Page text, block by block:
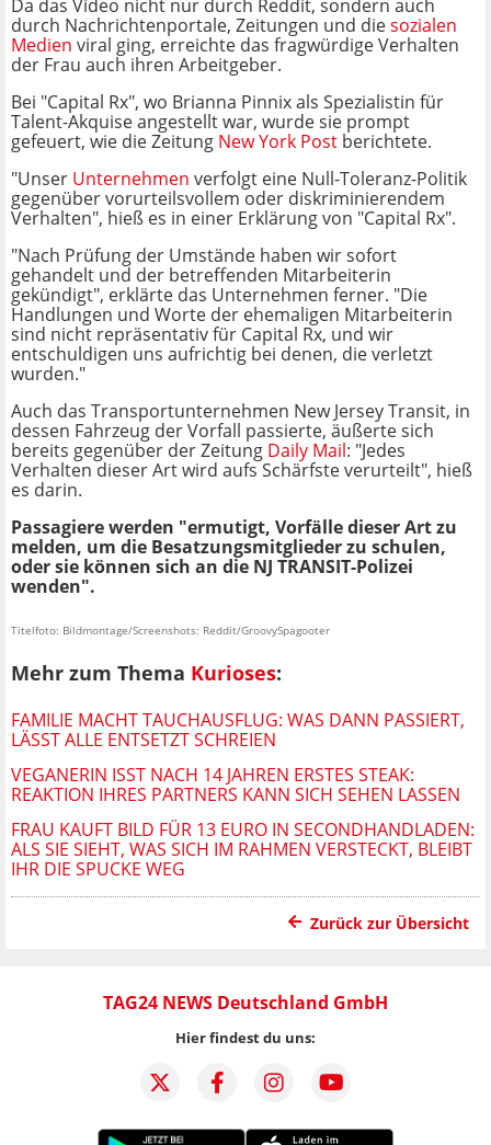
Da das Video nicht nur durch Reddit, sondern auch
durch Nachrichtenportale, Zeitungen und diesozialen
Medien viral ging, erreichte das fragwürdige Verhalten
der Frau auch ihren Arbeitgeber.
Bei "Capital Rx", wo Brianna Pinnix als Spezialistin für
Talent-Akquise angestellt war, wurde sie prompt
gefeuert, wie die Zeitung New York Post berichtete.
"Unser Unternehmen verfolgt eine Null-Toleranz-Politik
gegenüber vorurteilsvollem oder diskriminierendem
Verhalten", hieß es in einer Erklärung von "Capital Rx".
"Nach Prüfung der Umstände haben wir sofort
gehandelt und der betreffenden Mitarbeiterin
gekündigt", erklärte das Unternehmen ferner. "Die
Handlungen und Worte der ehemaligen Mitarbeiterin
sind nicht repräsentativ für Capital Rx, und wir
entschuldigen uns aufrichtig bei denen, die verletzt
wurden."
Auch das Transportunternehmen New Jersey Transit, in
dessen Fahrzeug der Vorfall passierte, äußerte sich
bereits gegenüber der Zeitung Daily Mail: "Jedes
Verhalten dieser Art wird aufs Schärfste verurteilt", hieß
es darin.
Passagiere werden "ermutigt, Vorfälle dieser Art zu
melden, um die Besatzungsmitglieder zu schulen,
oder sie können sich an die NJ TRANSIT-Polizei
wenden".
Titelfoto: Bildmontage/Screenshots: Reddit/GroovySpagooter
Mehr zum Thema Kurioses:
FAMILIE MACHT TAUCHAUSFLUG: WAS DANN PASSIERT,
LÄSST ALLE ENTSETZT SCHREIEN
VEGANERIN ISST NACH 14 JAHREN ERSTES STEAK:
REAKTION IHRES PARTNERS KANN SICH SEHEN LASSEN
FRAU KAUFT BILD FÜR 13 EURO IN SECONDHANDLADEN:
ALS SIE SIEHT, WAS SICH IM RAHMEN VERSTECKT, BLEIBT
IHR DIE SPUCKE WEG
Zurück zur Übersicht
TAG24 NEWS Deutschland GmbH
Hier findest du uns: